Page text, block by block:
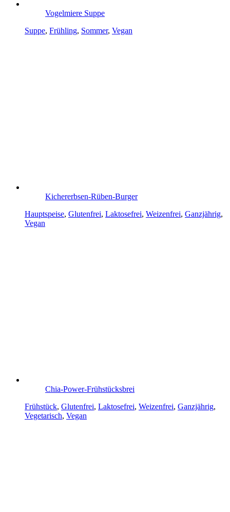
Vogelmiere Suppe
Suppe, Frühling, Sommer, Vegan
Kichererbsen-Rüben-Burger
Hauptspeise, Glutenfrei, Laktosefrei, Weizenfrei, Ganzjährig,
Vegan
Chia-Power-Frühstücksbrei
Frühstück, Glutenfrei, Laktosefrei, Weizenfrei, Ganzjährig,
Vegetarisch, Vegan